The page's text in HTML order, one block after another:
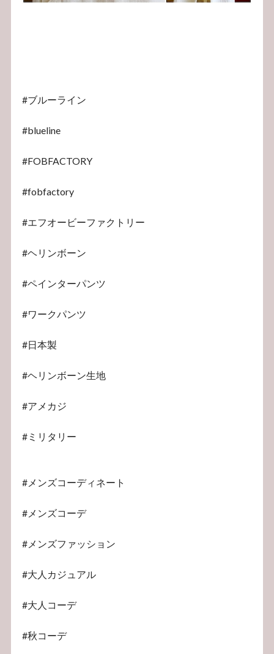
#ブルーライン
#blueline
#FOBFACTORY
#fobfactory
#エフオービーファクトリー
#ヘリンボーン
#ペインターパンツ
#ワークパンツ
#日本製
#ヘリンボーン生地
#アメカジ
#ミリタリー
#メンズコーディネート
#メンズコーデ
#メンズファッション
#大人カジュアル
#大人コーデ
#秋コーデ